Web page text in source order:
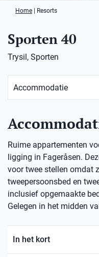
Home Resorts
Sporten 40
Trysil, Sporten
Ruime appartementen
ligging in Fageråsen.
voor twee stellen omdat
tweepersoonsbed en
inclusief opgemaakte
Gelegen in het midden
In het kort